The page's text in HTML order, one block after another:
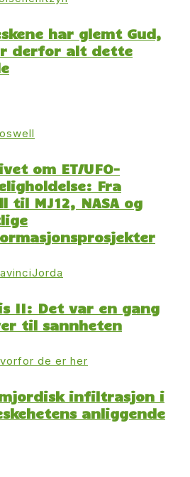
har glemt Gud,
derfor alt dette
om ET/UFO-
Fra
til MJ12, NASA og
II: Det var en gang
til sannheten
infiltrasjon i
anliggende